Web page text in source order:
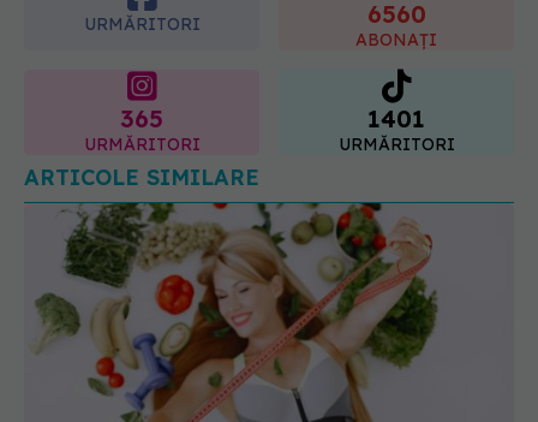
365
URMĂRITORI
1401
URMĂRITORI
ARTICOLE SIMILARE